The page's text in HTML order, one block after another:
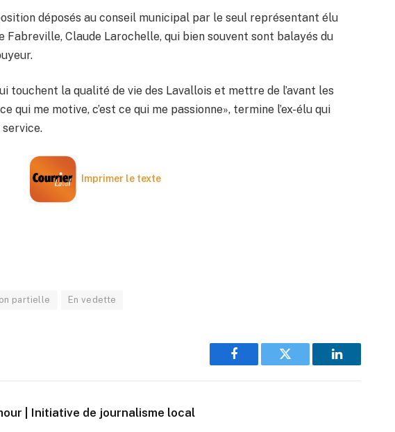
déposés au conseil municipal par le seul représentant élu
Fabreville, Claude Larochelle, qui bien souvent sont balayés du
touchent la qualité de vie des Lavallois et mettre de l’avant les
qui me motive, c’est ce qui me passionne», termine l’ex-élu qui
service.
Imprimer le texte
partielle En vedette
Facebook Twitter LinkedIn
| Initiative de journalisme local